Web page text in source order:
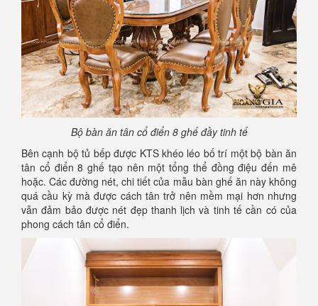
Bộ bàn ăn tân cổ điển 8 ghế đầy tinh tế
Bên cạnh bộ tủ bếp được KTS khéo léo bố trí một bộ bàn ăn
tân cổ điển 8 ghế tạo nên một tổng thể đồng điệu đến mê
hoặc. Các đường nét, chi tiết của mẫu bàn ghế ăn này không
quá cầu kỳ mà được cách tân trở nên mềm mại hơn nhưng
vẫn đảm bảo được nét đẹp thanh lịch và tinh tế cần có của
phong cách tân cổ điển.